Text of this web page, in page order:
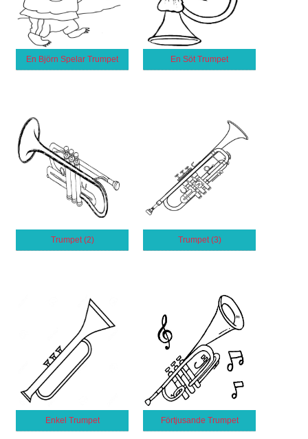
En Björn Spelar Trumpet En Söt Trumpet
Trumpet (2) Trumpet (3)
Enkel Trumpet Förtjusande Trumpet